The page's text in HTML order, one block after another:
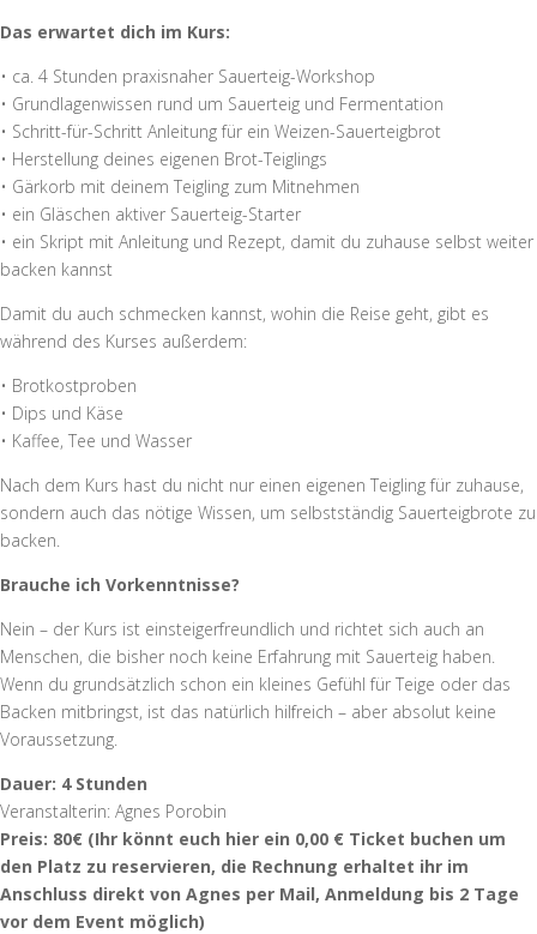
Das erwartet dich im Kurs:
• ca. 4 Stunden praxisnaher Sauerteig-Workshop
• Grundlagenwissen rund um Sauerteig und Fermentation
• Schritt-für-Schritt Anleitung für ein Weizen-Sauerteigbrot
• Herstellung deines eigenen Brot-Teiglings
• Gärkorb mit deinem Teigling zum Mitnehmen
• ein Gläschen aktiver Sauerteig-Starter
• ein Skript mit Anleitung und Rezept, damit du zuhause selbst weiter
backen kannst
Damit du auch schmecken kannst, wohin die Reise geht, gibt es
während des Kurses außerdem:
• Brotkostproben
• Dips und Käse
• Kaffee, Tee und Wasser
Nach dem Kurs hast du nicht nur einen eigenen Teigling für zuhause,
sondern auch das nötige Wissen, um selbstständig Sauerteigbrote zu
backen.
Brauche ich Vorkenntnisse?
Nein – der Kurs ist einsteigerfreundlich und richtet sich auch an
Menschen, die bisher noch keine Erfahrung mit Sauerteig haben.
Wenn du grundsätzlich schon ein kleines Gefühl für Teige oder das
Backen mitbringst, ist das natürlich hilfreich – aber absolut keine
Voraussetzung.
Dauer: 4 Stunden
Veranstalterin: Agnes Porobin
Preis: 80€ (Ihr könnt euch hier ein 0,00 € Ticket buchen um
den Platz zu reservieren, die Rechnung erhaltet ihr im
Anschluss direkt von Agnes per Mail, Anmeldung bis 2 Tage
vor dem Event möglich)